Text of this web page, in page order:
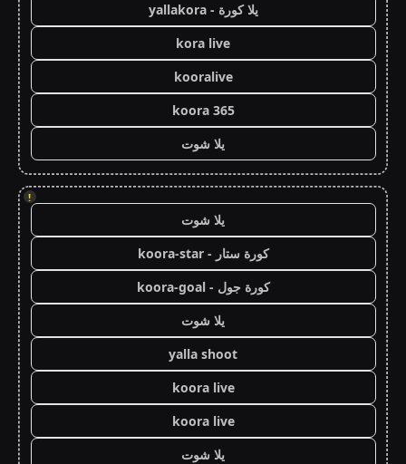
يلا كورة - yallakora
kora live
kooralive
koora 365
يلا شوت
!
يلا شوت
كورة ستار - koora-star
كورة جول - koora-goal
يلا شوت
yalla shoot
koora live
koora live
يلا شوت